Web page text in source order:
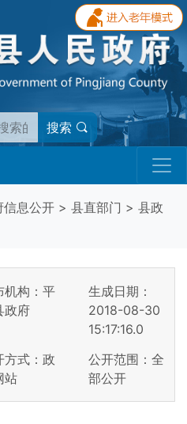
搜索
信息公开 > 县直部门 > 县政
机构：平
政府
生成日期：
2018-08-30
15:17:16.0
方式：政
站
公开范围：全
部公开